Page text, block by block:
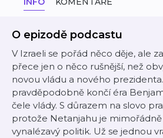
O epizodě podcastu
V Izraeli se pořád něco děje, ale
přece jen o něco rušnější, než
novou vládu a nového
pravděpodobně končí éra
čele vlády. S důrazem na slovo
protože Netanjahu je mimořádně
vynalézavý politik. Už se jednou